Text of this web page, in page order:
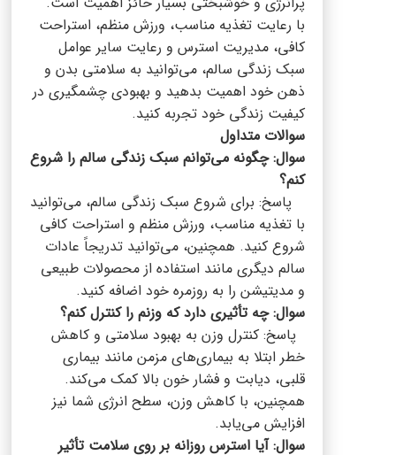
با رعایت تغذیه مناسب، ورزش منظم، استراحت
کافی، مدیریت استرس و رعایت سایر عوامل
سبک زندگی سالم، می‌توانید به سلامتی بدن و
ذهن خود اهمیت بدهید و بهبودی چشمگیری در
کیفیت زندگی خود تجربه کنید.
سوالات متداول
سوال: چگونه می‌توانم سبک زندگی سالم را شروع
کنم؟
پاسخ: برای شروع سبک زندگی سالم، می‌توانید
با تغذیه مناسب، ورزش منظم و استراحت کافی
شروع کنید. همچنین، می‌توانید تدریجاً عادات
سالم دیگری مانند استفاده از محصولات طبیعی
و مدیتیشن را به روزمره خود اضافه کنید.
سوال: چه تأثیری دارد که وزنم را کنترل کنم؟
پاسخ: کنترل وزن به بهبود سلامتی و کاهش
خطر ابتلا به بیماری‌های مزمن مانند بیماری
قلبی، دیابت و فشار خون بالا کمک می‌کند.
همچنین، با کاهش وزن، سطح انرژی شما نیز
افزایش می‌یابد.
سوال: آیا استرس روزانه بر روی سلامت تأثیر